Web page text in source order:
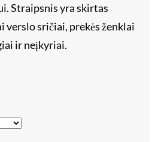
Straipsnis yra skirtas
sričiai, prekės ženklai
ir neįkyriai.